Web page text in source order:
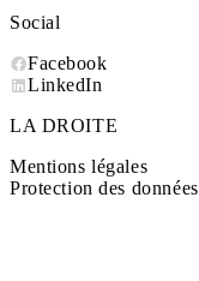
Social
Facebook
LinkedIn
LA DROITE
Mentions légales
Protection des données